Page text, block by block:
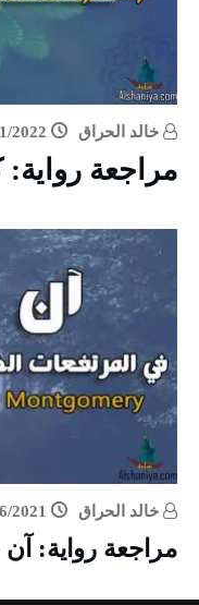
خالد الحراق 2022
مراجعة رواية:
خالد الحراق 2021
مراجعة رواية: